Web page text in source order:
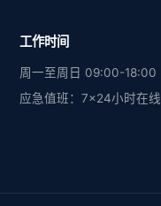
工作时间
周一至周日 09:00-18:00
应急值班：7×24小时在线